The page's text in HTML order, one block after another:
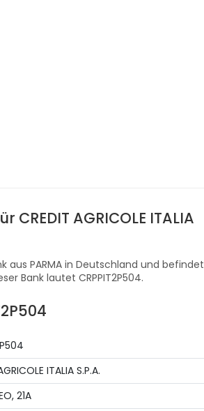
AGRICOLE ITALIA
aus PARMA in Deutschland und befindet
Bank lautet CRPPIT2P504.
ITALIA S.P.A.
21A